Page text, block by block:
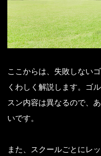
ここからは、失敗しない
くわしく解説します。ゴ
スン内容は異なるので、
いです。
また、スクールごとにレ